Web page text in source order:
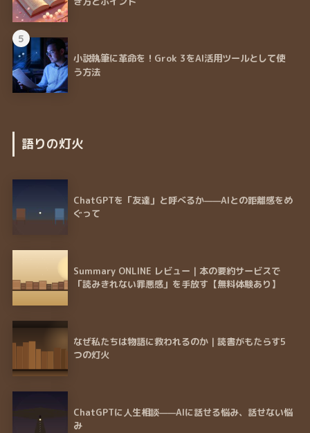
5
小説執筆に革命を！Grok 3をAI活用ツールとして使
う方法
語りの灯火
ChatGPTを「友達」と呼べるか——AIとの距離感をめ
ぐって
Summary ONLINE レビュー｜本の要約サービスで
「読みきれない罪悪感」を手放す【無料体験あり】
なぜ私たちは物語に救われるのか｜読書がもたらす5
つの灯火
ChatGPTに人生相談——AIに話せる悩み、話せない悩
み